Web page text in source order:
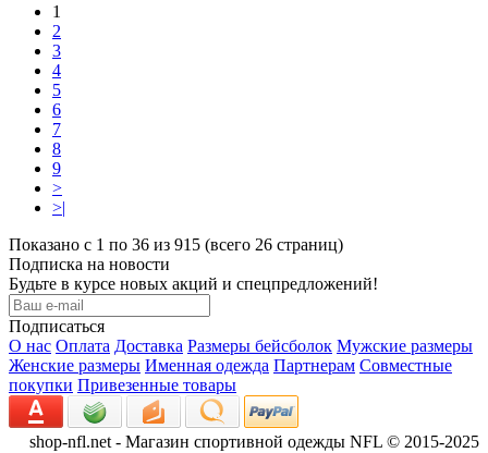
1
2
3
4
5
6
7
8
9
>
>|
Показано с 1 по 36 из 915 (всего 26 страниц)
Подписка на новости
Будьте в курсе новых акций и спецпредложений!
Подписаться
О нас Оплата Доставка Размеры бейсболок Мужские размеры
Женские размеры Именная одежда Партнерам Совместные
покупки Привезенные товары
shop-nfl.net - Магазин спортивной одежды NFL © 2015-2025